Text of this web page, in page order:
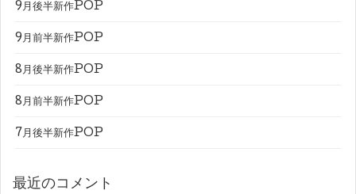
9月後半新作POP
9月前半新作POP
8月後半新作POP
8月前半新作POP
7月後半新作POP
最近のコメント